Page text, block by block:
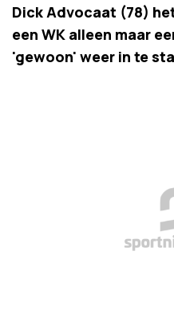
Dick Advocaat (78)
een WK alleen maar
'gewoon' weer in te